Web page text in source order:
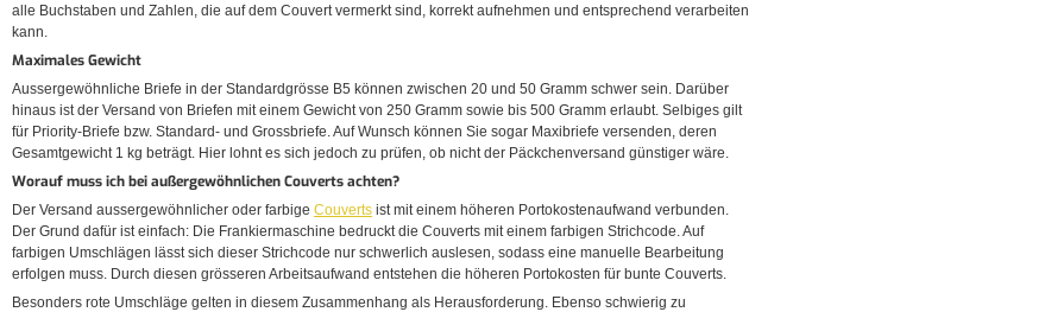
alle Buchstaben und Zahlen, die auf dem Couvert vermerkt sind, korrekt aufnehmen und entsprechend verarbeiten
kann.
Maximales Gewicht
Aussergewöhnliche Briefe in der Standardgrösse B5 können zwischen 20 und 50 Gramm schwer sein. Darüber
hinaus ist der Versand von Briefen mit einem Gewicht von 250 Gramm sowie bis 500 Gramm erlaubt. Selbiges gilt
für Priority-Briefe bzw. Standard- und Grossbriefe. Auf Wunsch können Sie sogar Maxibriefe versenden, deren
Gesamtgewicht 1 kg beträgt. Hier lohnt es sich jedoch zu prüfen, ob nicht der Päckchenversand günstiger wäre.
Worauf muss ich bei außergewöhnlichen Couverts achten?
Der Versand aussergewöhnlicher oder farbige Couverts ist mit einem höheren Portokostenaufwand verbunden.
Der Grund dafür ist einfach: Die Frankiermaschine bedruckt die Couverts mit einem farbigen Strichcode. Auf
farbigen Umschlägen lässt sich dieser Strichcode nur schwerlich auslesen, sodass eine manuelle Bearbeitung
erfolgen muss. Durch diesen grösseren Arbeitsaufwand entstehen die höheren Portokosten für bunte Couverts.
Besonders rote Umschläge gelten in diesem Zusammenhang als Herausforderung. Ebenso schwierig zu